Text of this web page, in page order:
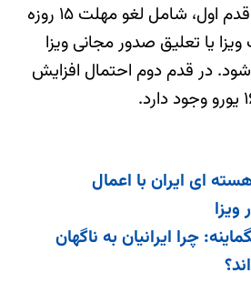
این محدودیت ها در قدم اول، شامل لغو مهلت ۱۵ روزه
یا تعلیق صدور مجانی ویزا
در قدم دوم احتمال افزایش
ای ایران با اعمال
چرا ایرانیان به ناگهان